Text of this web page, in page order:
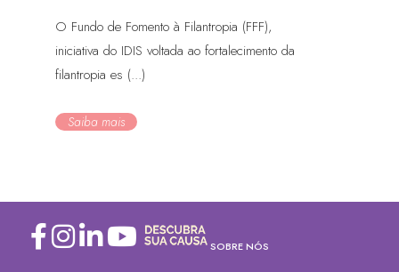
O Fundo de Fomento à Filantropia (FFF),
iniciativa do IDIS voltada ao fortalecimento da
filantropia es (...)
Saiba mais
SOBRE NÓS